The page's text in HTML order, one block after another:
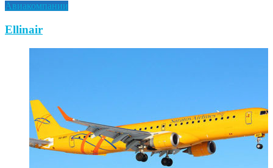
Авиакомпании
Ellinair